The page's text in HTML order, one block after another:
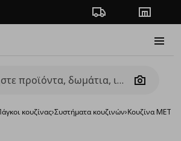
Πορεία παραγγελίας
Camera
κουζίνας›Συστήματα κουζινών›Κουζίνα